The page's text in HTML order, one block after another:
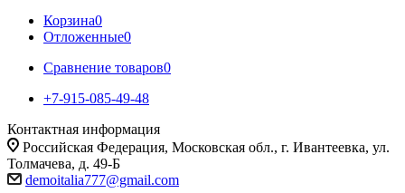
Корзина0
Отложенные0
Сравнение товаров0
+7-915-085-49-48
Контактная информация
Российская Федерация, Московская обл., г. Ивантеевка, ул.
Толмачева, д. 49-Б
demoitalia777@gmail.com